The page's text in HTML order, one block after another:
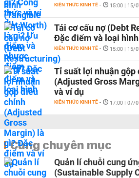
KIẾN THỨC KINH TẾ - 15:00 | 15/
Tái cơ cấu nợ (Debt
Đặc điểm và loại hình
KIẾN THỨC KINH TẾ - 15:00 | 15/
Tỉ suất lợi nhuận gộp
(Adjusted Gross
và ví dụ
KIẾN THỨC KINH TẾ - 17:00 | 07/
Cùng chuyên mục
Quản lí chuỗi cung
(Sustainable Supply